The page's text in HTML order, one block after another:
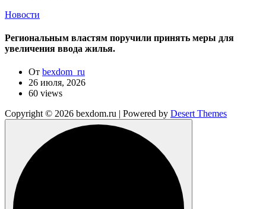
Новости
Региональным властям поручили принять меры для
увеличения ввода жилья.
От bexdom_ru
26 июля, 2026
60 views
Copyright © 2026 bexdom.ru | Powered by Desert Themes